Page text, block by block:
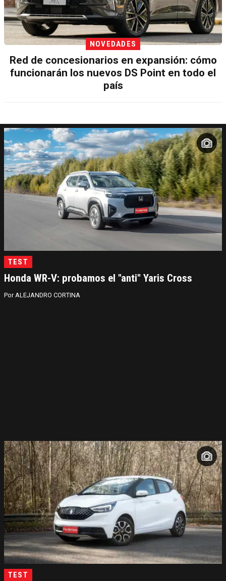
NOVEDADES
Red de concesionarios en expansión: cómo
funcionarán los nuevos DS Point en todo el
país
TEST
Honda WR-V: probamos el "anti" Yaris Cross
ALEJANDRO CORTINA
TEST